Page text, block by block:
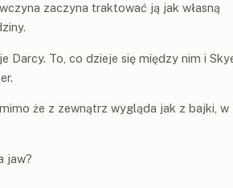
zaczyna traktować ją jak własną
Darcy. To, co dzieje się między nim i
że z zewnątrz wygląda jak z bajki, w
jaw?